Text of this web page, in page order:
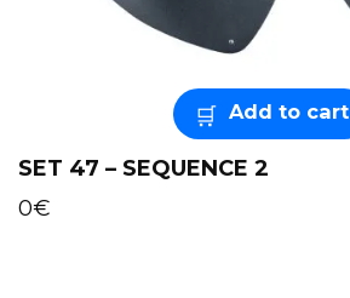
Add to cart
SET 47 – SEQUENCE 2
0€